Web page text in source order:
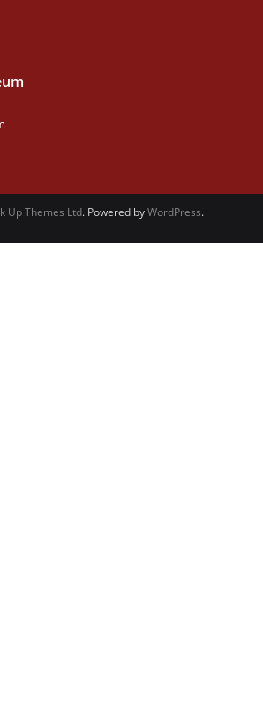
Up Themes Ltd. Powered byWordPress.